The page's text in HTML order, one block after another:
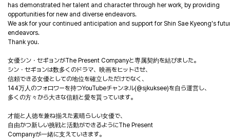
has demonstrated her talent and character through her work, by providing
opportunities for new and diverse endeavors.
We ask for your continued anticipation and support for Shin Sae Kyeong's
endeavors.
Thank you.
女優シン・セギョンがThe Present Companyと専属契約を結びました。
シン・セギョンは数多くのドラマ、映画をヒットさせ、
信頼できる女優としての地位を確立しただけでなく、
144万人のフォロワーを持つYouTubeチャンネル(@sjkuksee)を自ら運営し、
多くの方々から大きな信頼と愛を貰っています。
才能と人徳を兼ね揃えた素晴らしい女優で、
自由かつ新しい挑戦と活動ができるようにThe Present
Companyが一緒に支えていきます。